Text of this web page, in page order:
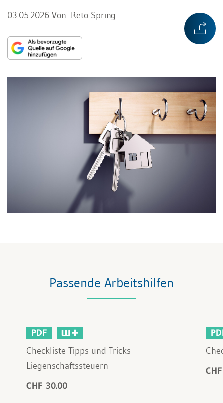
03.05.2026 Von: Reto Spring
Passende Arbeitshilfen
PDF
Checkliste Tipps und Tricks
Liegenschaftssteuern
CHF 30.00